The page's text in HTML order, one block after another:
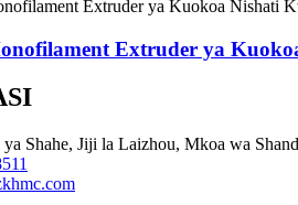
Extruder ya
Shahe, Jiji la Laizhou, Mkoa wa